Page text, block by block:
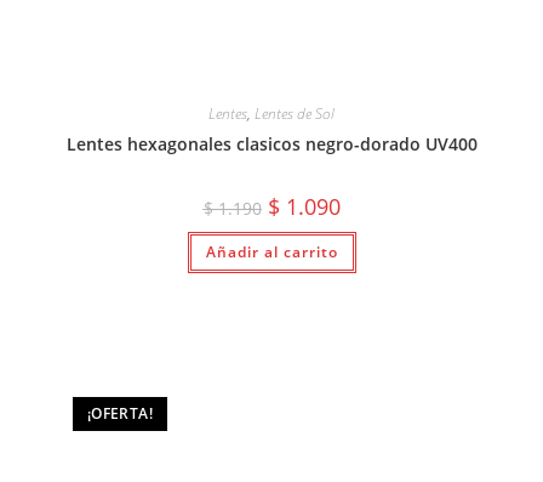
Lentes, Lentes de Sol
Lentes hexagonales clasicos negro-dorado UV400
$1.190 El
precio
original
era:
$ 1.190.
$ 1.090El
precio
actual
$ 1.090.
Añadir al carrito
¡OFERTA!